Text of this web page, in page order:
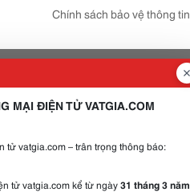
Chính sách bảo vệ thông tin
MẠI ĐIỆN TỬ VATGIA.COM
vatgia.com – trân trọng thông báo:
tử vatgia.com kể từ ngày31 tháng 3 năm